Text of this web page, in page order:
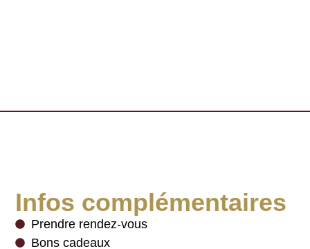
Infos complémentaires
Prendre rendez-vous
Bons cadeaux